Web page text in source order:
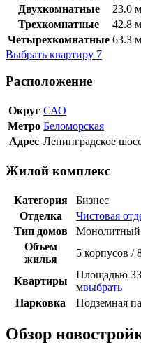
Двухкомнатные
23.0
Трехкомнатные
42.8
Четырехкомнатные 63.3
Выбрать квартиру 7
Расположение
Округ САО
Метро Беломорская
Адрес Ленинградское
Жилой комплекс
Категория
Бизнес
Отделка
Чистовая
Тип домов
Объем
жилья
5 корпусов /
Квартиры
Площадью
мвыбрать
Парковка
Подземная
Обзор